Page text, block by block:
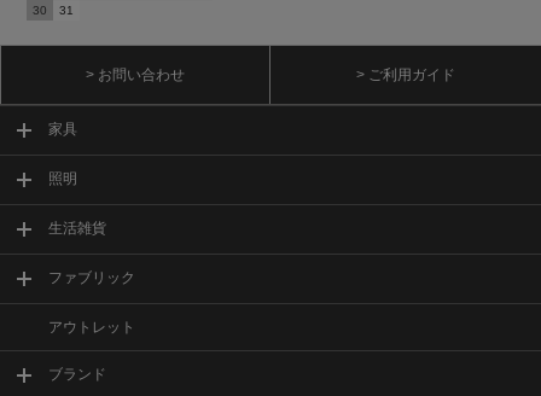
30
31
> お問い合わせ > ご利用ガイド
家具
照明
生活雑貨
ファブリック
アウトレット
ブランド